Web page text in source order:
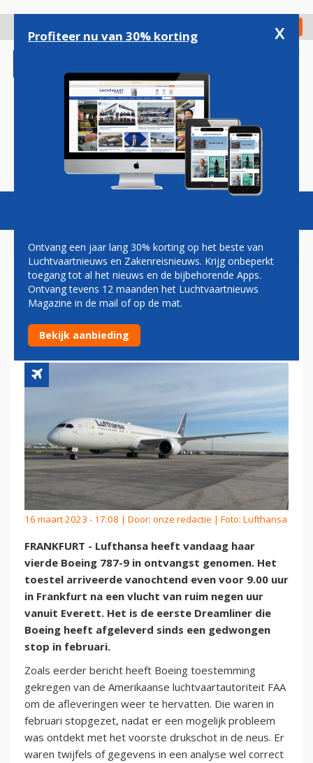
gaan
Check in
Magazine Podcasts Vacatures
BOEING LEVERT WEER 787'S
AF – LUFTHANSA KRIJGT DE
EERSTE
16 maart 2023 - 17:08 | Door: onze redactie | Foto: Lufthansa
FRANKFURT - Lufthansa heeft vandaag haar
vierde Boeing 787-9 in ontvangst genomen. Het
toestel arriveerde vanochtend even voor 9.00 uur
in Frankfurt na een vlucht van ruim negen uur
vanuit Everett. Het is de eerste Dreamliner die
Boeing heeft afgeleverd sinds een gedwongen
stop in februari.
Zoals eerder bericht heeft Boeing toestemming
gekregen van de Amerikaanse luchtvaartautoriteit FAA
om de afleveringen weer te hervatten. Die waren in
februari stopgezet, nadat er een mogelijk probleem
was ontdekt met het voorste drukschot in de neus. Er
waren twijfels of gegevens in een analyse wel correct
Profiteer nu van 30% korting x
Ontvang een jaar lang 30% korting op het beste van
Luchtvaartnieuws en Zakenreisnieuws. Krijg onbeperkt
toegang tot al het nieuws en de bijbehorende Apps.
Ontvang tevens 12 maanden het Luchtvaartnieuws
Magazine in de mail of op de mat.
Bekijk aanbieding